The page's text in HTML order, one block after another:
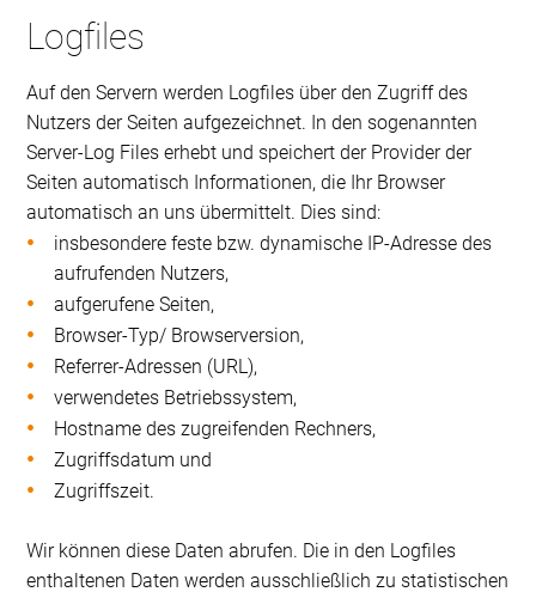
Logfiles
Auf den Servern werden Logfiles über den Zugriff des
Nutzers der Seiten aufgezeichnet. In den sogenannten
Server-Log Files erhebt und speichert der Provider der
Seiten automatisch Informationen, die Ihr Browser
automatisch an uns übermittelt. Dies sind:
insbesondere feste bzw. dynamische IP-Adresse des
aufrufenden Nutzers,
aufgerufene Seiten,
Browser-Typ/ Browserversion,
Referrer-Adressen (URL),
verwendetes Betriebssystem,
Hostname des zugreifenden Rechners,
Zugriffsdatum und
Zugriffszeit.
Wir können diese Daten abrufen. Die in den Logfiles
enthaltenen Daten werden ausschließlich zu statistischen